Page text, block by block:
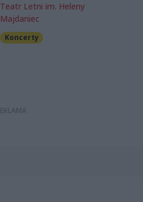
Teatr Letni im. Heleny
Majdaniec
Koncerty